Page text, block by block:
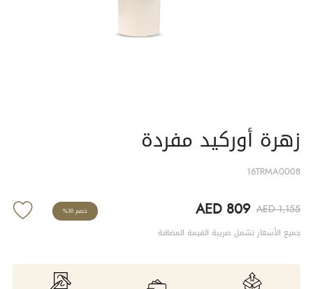
زهرة أوركيد مفردة
16TRMA0008
AED 809 AED 1,155
جميع الأسعار تشمل ضريبة القيمة المضافة
خصم 30%